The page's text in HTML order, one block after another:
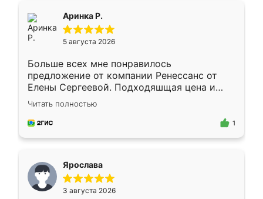
Аринка Р.
5 августа 2026
Больше всех мне понравилось
предложение от компании Ренессанс от
Елены Сергеевой. Подходяшщая цена и
короткие сроки изготовления. Приехавший
для замера сотрудник Владислав
предложил по моему эскизу самый
Читать полностью
1
Ярослава
3 августа 2026